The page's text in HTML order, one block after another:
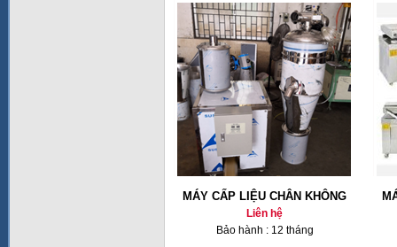
MÁY CẤP LIỆU CHÂN KHÔNG
Liên hệ
Bảo hành : 12 tháng